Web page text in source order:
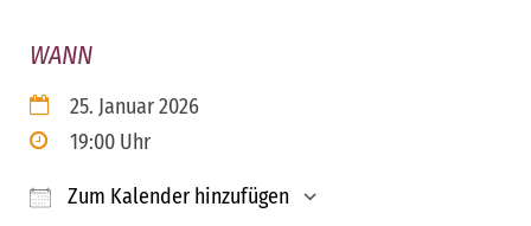
WANN
25. Januar 2026
19:00 Uhr
Zum Kalender hinzufügen